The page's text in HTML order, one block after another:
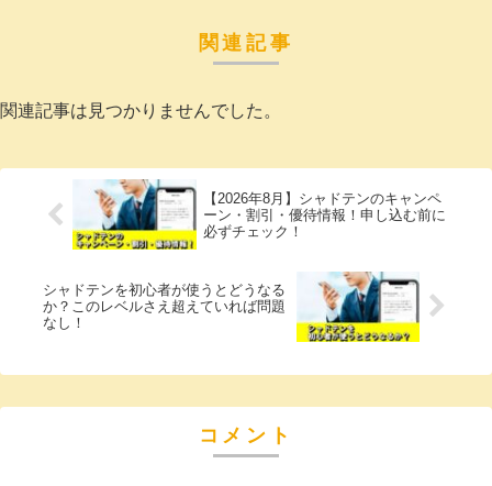
関連記事
関連記事は見つかりませんでした。
【2026年8月】シャドテンのキャンペ
ーン・割引・優待情報！申し込む前に
必ずチェック！
シャドテンを初心者が使うとどうなる
か？このレベルさえ超えていれば問題
なし！
コメント